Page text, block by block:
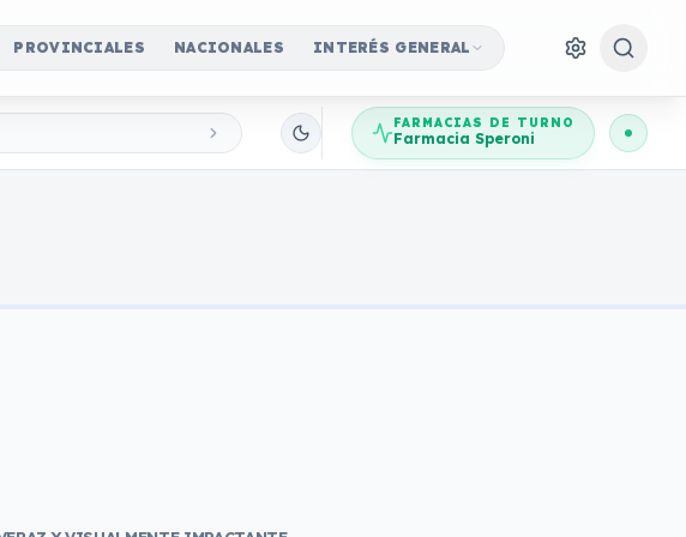
PROVINCIALES NACIONALES INTERÉS GENERAL
FARMACIAS DE TURNO
Farmacia Speroni